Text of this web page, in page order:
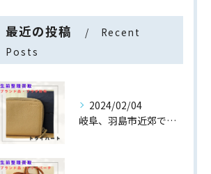
最近の投稿
Recent
Posts
2024/02/04
岐阜、羽島市近郊でブランド財布の生前整理・買取なら【トライハ...